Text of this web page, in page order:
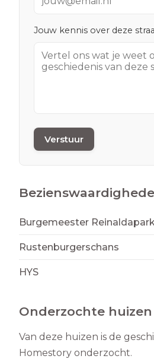
Jouw kennis over deze
Verstuur
Burgemeester
Rustenburgerschans
HYS
Onderzochte
Van deze huizen is de
Homestory onderzocht.